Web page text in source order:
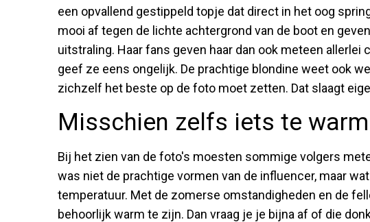
een opvallend gestippeld topje dat direct in het oog
mooi af tegen de lichte achtergrond van de boot en
uitstraling. Haar fans geven haar dan ook meteen
geef ze eens ongelijk. De prachtige blondine weet ook
zichzelf het beste op de foto moet zetten. Dat slaagt
Misschien zelfs iets te
Bij het zien van de foto's moesten sommige volgers
was niet de prachtige vormen van de influencer, maar
temperatuur. Met de zomerse omstandigheden en de
behoorlijk warm te zijn. Dan vraag je je bijna af of die